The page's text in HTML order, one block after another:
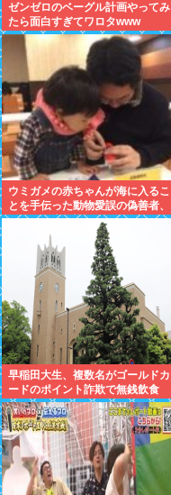
ゼンゼロのベーグル計画やってみ
たら面白すぎてワロタwww
ウミガメの赤ちゃんが海に入るこ
とを手伝った動物愛誤の偽善者、
最悪の結末を迎える
早稲田大生、複数名がゴールドカ
ードのポイント詐欺で無銭飲食